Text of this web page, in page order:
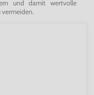
und damit wertvolle
vermeiden.